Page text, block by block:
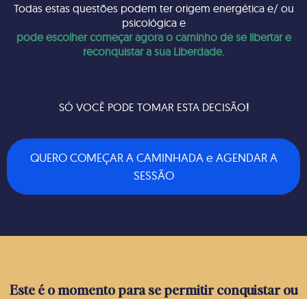
Todas estas questões podem ter origem energética e/ ou
psicológica e
pode escolher começar agora o caminho de se libertar e
reconquistar a sua Liberdade.
SÓ VOCÊ PODE TOMAR ESTA DECISÃO!
QUERO COMEÇAR A CAMINHADA e AGENDAR A
SESSÃO
Este é o momento para se permitir conquistar ou